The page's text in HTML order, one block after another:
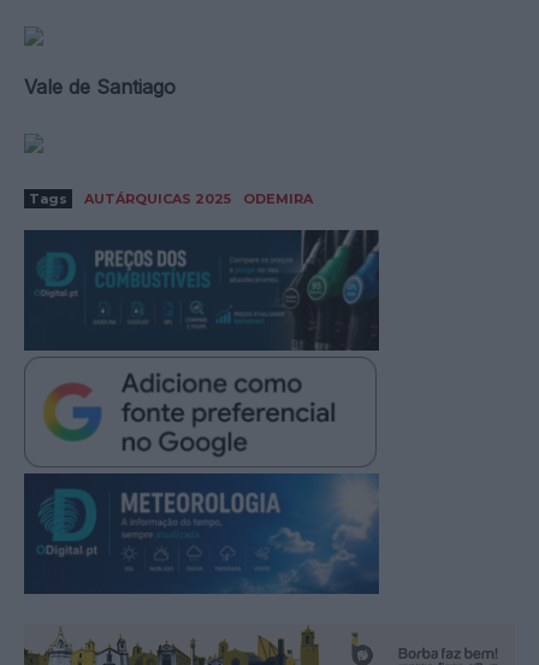
Vale de Santiago
Tags AUTÁRQUICAS 2025 ODEMIRA